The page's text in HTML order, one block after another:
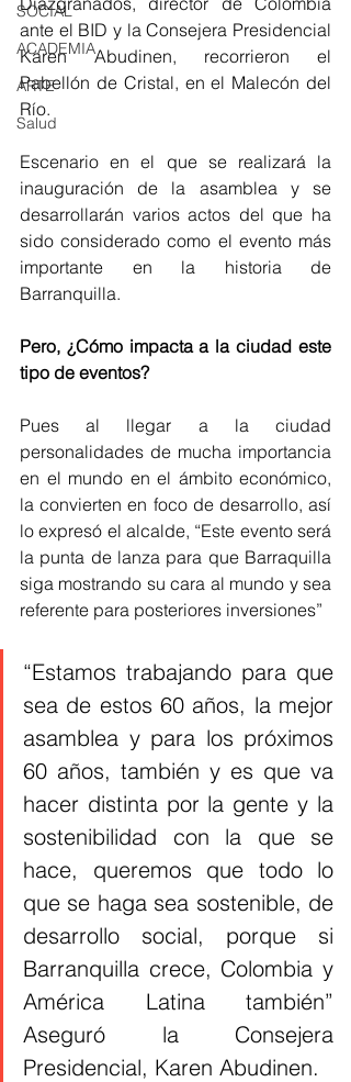
SOCIAL
ACADEMIA
ARTE
Salud
ante el BID y la Consejera Presidencial
Karen Abudinen, recorrieron el
Pabellón de Cristal, en el Malecón del
Río.
Escenario en el que se realizará la
inauguración de la asamblea y se
desarrollarán varios actos del que ha
sido considerado como el evento más
importante en la historia de
Barranquilla.
Pero, ¿Cómo impacta a la ciudad este
tipo de eventos?
Pues al llegar a la ciudad
personalidades de mucha importancia
en el mundo en el ámbito económico,
la convierten en foco de desarrollo, así
lo expresó el alcalde, “Este evento será
la punta de lanza para que Barraquilla
siga mostrando su cara al mundo y sea
referente para posteriores inversiones”
“Estamos trabajando para que
sea de estos 60 años, la mejor
asamblea y para los próximos
60 años, también y es que va
hacer distinta por la gente y la
sostenibilidad con la que se
hace, queremos que todo lo
que se haga sea sostenible, de
desarrollo social, porque si
Barranquilla crece, Colombia y
América Latina también”
Aseguró la Consejera
Presidencial, Karen Abudinen.